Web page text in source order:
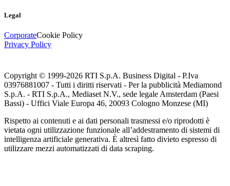
Legal
CorporateCookie Policy
Privacy Policy
Copyright © 1999-2026 RTI S.p.A. Business Digital - P.Iva
03976881007 - Tutti i diritti riservati - Per la pubblicità Mediamond
S.p.A. - RTI S.p.A., Mediaset N.V., sede legale Amsterdam (Paesi
Bassi) - Uffici Viale Europa 46, 20093 Cologno Monzese (MI)
Rispetto ai contenuti e ai dati personali trasmessi e/o riprodotti è
vietata ogni utilizzazione funzionale all’addestramento di sistemi di
intelligenza artificiale generativa. È altresì fatto divieto espresso di
utilizzare mezzi automatizzati di data scraping.